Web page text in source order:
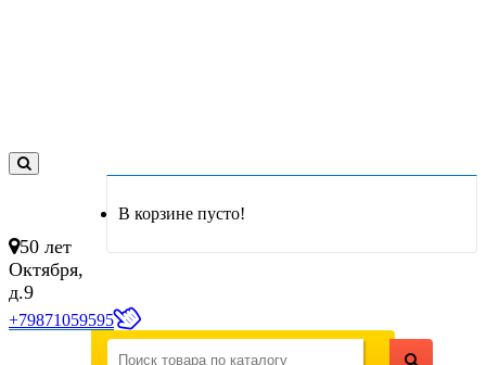
В корзине пусто!
50 лет
Октября,
д.9
+79871059595